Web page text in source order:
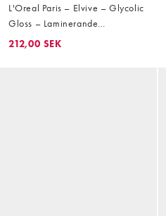
L'Oreal Paris – Elvive – Glycolic
Gloss – Laminerande
hårbehandling på 5 minuter för
212,00 SEK